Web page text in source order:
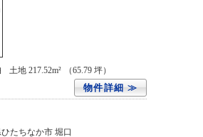
土地 217.52m² （65.79 坪）
物件詳細 ≫
たちなか市 堀口